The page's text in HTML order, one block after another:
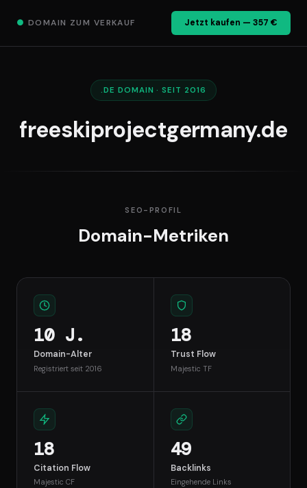
● DOMAIN ZUM VERKAUF Jetzt kaufen — 357 €
.DE DOMAIN · SEIT 2016
freeskiprojectgermany.de
SEO-PROFIL
Domain-Metriken
10 J.
Domain-Alter
Registriert seit 2016
18
Trust Flow
Majestic TF
18
Citation Flow
Majestic CF
49
Backlinks
Eingehende Links